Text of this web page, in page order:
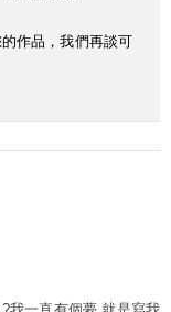
作品，我們再談可